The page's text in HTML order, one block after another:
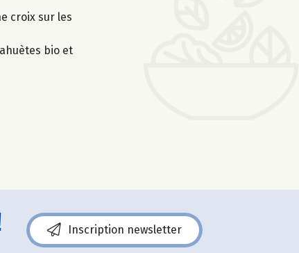
croix sur les
bio et
Inscription newsletter